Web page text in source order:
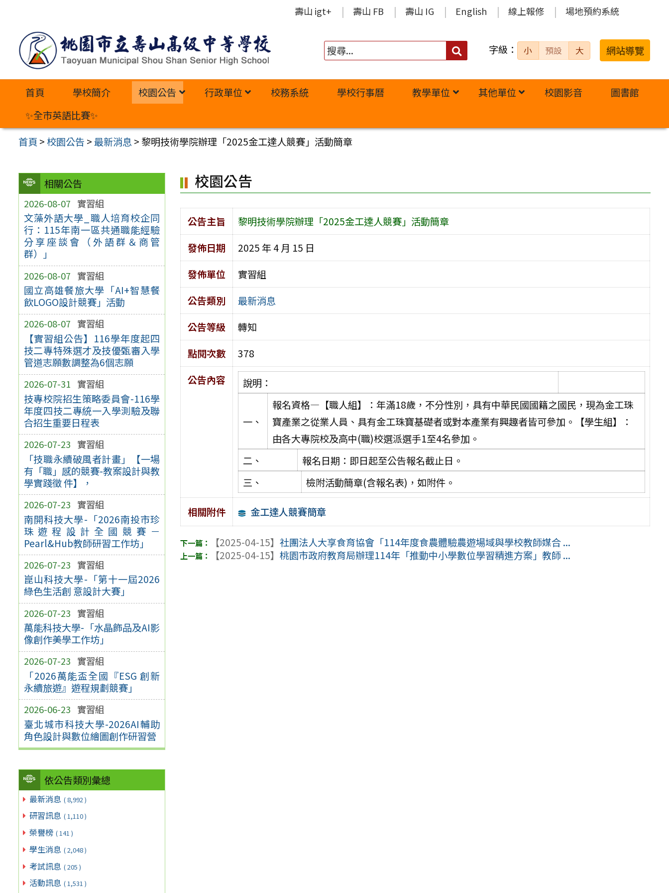
內
壽山 igt+ 壽山 FB 壽山 IG English 線上報修 場地預約系統
搜
字級： 小 預設 大 網站導覽
首頁 學校簡介 校園公告 行政單位 校務系統 學校行事曆 教學單位 其他單位 校園影音
圖書館
✨全市英語比賽✨
首頁 >校園公告 >最新消息 > 黎明技術學院辦理「2025金工達人競賽」活動簡章
相關公告
2026-08-07 實習組
文藻外語大學_職人培育校企同
行：115年南一區共通職能經驗
分享座談會（外語群＆商管
群）」
2026-08-07 實習組
國立高雄餐旅大學「AI+智慧餐
飲LOGO設計競賽」活動
2026-08-07 實習組
【實習組公告】116學年度起四
技二專特殊選才及技優甄審入學
管道志願數調整為6個志願
2026-07-31 實習組
技專校院招生策略委員會-116學
年度四技二專統一入學測驗及聯
合招生重要日程表
2026-07-23 實習組
「技職永續破風者計畫」【一場
有「職」感的競賽-教案設計與教
學實踐徵 件】，
2026-07-23 實習組
南開科技大學-「2026南投市珍
珠遊程設計全國競賽－
Pearl&Hub教師研習工作坊」
2026-07-23 實習組
崑山科技大學-「第十一屆2026
綠色生活創 意設計大賽」
2026-07-23 實習組
萬能科技大學-「水晶飾品及AI影
像創作美學工作坊」
2026-07-23 實習組
「2026萬能盃全國『ESG 創新
永續旅遊』遊程規劃競賽」
2026-06-23 實習組
臺北城市科技大學-2026AI輔助
角色設計與數位繪圖創作研習營
依公告類別彙總
最新消息 ( 8,992 )
研習訊息 ( 1,110 )
榮譽榜 ( 141 )
學生消息 ( 2,048 )
考試訊息 ( 205 )
活動訊息 ( 1,531 )
校園公告
公告主旨
黎明技術學院辦理「2025金工達人競賽」活動簡章
發佈日期
2025 年 4 月 15 日
發佈單位
實習組
公告類別
最新消息
公告等級
轉知
點閱次數
378
公告內容
說明：
一、
報名資格—【職人組】：年滿18歲，不分性別，具有中華民國國籍之國民，現為金工珠
寶產業之從業人員、具有金工珠寶基礎者或對本產業有興趣者皆可參加。【學生組】：
由各大專院校及高中(職)校選派選手1至4名參加。
二、
報名日期：即日起至公告報名截止日。
三、
檢附活動簡章(含報名表)，如附件。
相關附件 金工達人競賽簡章
【2025-04-15】社團法人大享食育協會「114年度食農體驗農遊場域與學校教師媒合 ...
【2025-04-15】桃園市政府教育局辦理114年「推動中小學數位學習精進方案」教師 ...